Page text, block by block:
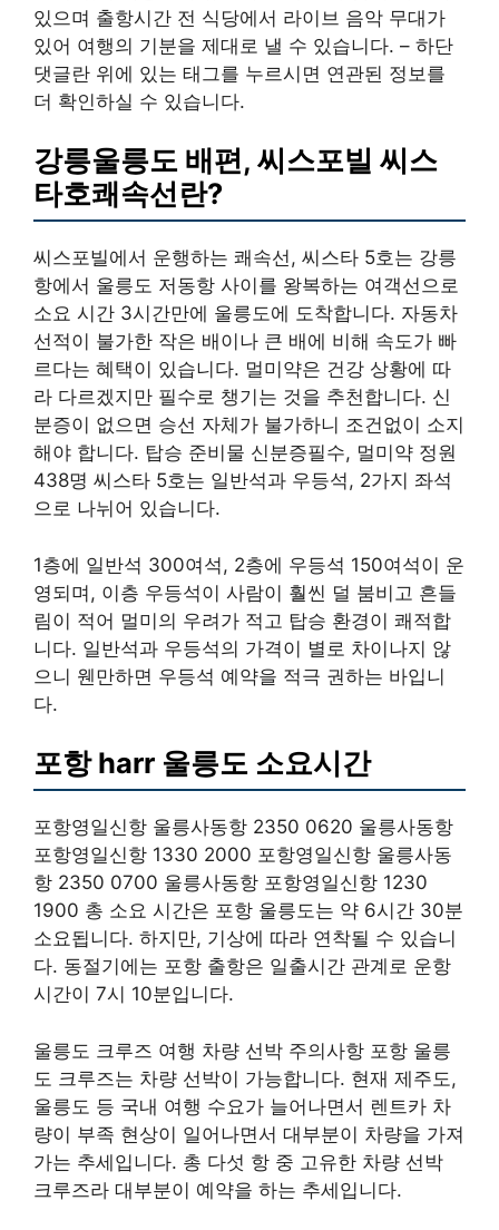
있으며 출항시간 전 식당에서 라이브 음악 무대가
있어 여행의 기분을 제대로 낼 수 있습니다. – 하단
댓글란 위에 있는 태그를 누르시면 연관된 정보를
더 확인하실 수 있습니다.
강릉울릉도 배편, 씨스포빌 씨스
타호쾌속선란?
씨스포빌에서 운행하는 쾌속선, 씨스타 5호는 강릉
항에서 울릉도 저동항 사이를 왕복하는 여객선으로
소요 시간 3시간만에 울릉도에 도착합니다. 자동차
선적이 불가한 작은 배이나 큰 배에 비해 속도가 빠
르다는 혜택이 있습니다. 멀미약은 건강 상황에 따
라 다르겠지만 필수로 챙기는 것을 추천합니다. 신
분증이 없으면 승선 자체가 불가하니 조건없이 소지
해야 합니다. 탑승 준비물 신분증필수, 멀미약 정원
438명 씨스타 5호는 일반석과 우등석, 2가지 좌석
으로 나뉘어 있습니다.
1층에 일반석 300여석, 2층에 우등석 150여석이 운
영되며, 이층 우등석이 사람이 훨씬 덜 붐비고 흔들
림이 적어 멀미의 우려가 적고 탑승 환경이 쾌적합
니다. 일반석과 우등석의 가격이 별로 차이나지 않
으니 웬만하면 우등석 예약을 적극 권하는 바입니
다.
포항 harr 울릉도 소요시간
포항영일신항 울릉사동항 2350 0620 울릉사동항
포항영일신항 1330 2000 포항영일신항 울릉사동
항 2350 0700 울릉사동항 포항영일신항 1230
1900 총 소요 시간은 포항 울릉도는 약 6시간 30분
소요됩니다. 하지만, 기상에 따라 연착될 수 있습니
다. 동절기에는 포항 출항은 일출시간 관계로 운항
시간이 7시 10분입니다.
울릉도 크루즈 여행 차량 선박 주의사항 포항 울릉
도 크루즈는 차량 선박이 가능합니다. 현재 제주도,
울릉도 등 국내 여행 수요가 늘어나면서 렌트카 차
량이 부족 현상이 일어나면서 대부분이 차량을 가져
가는 추세입니다. 총 다섯 항 중 고유한 차량 선박
크루즈라 대부분이 예약을 하는 추세입니다.